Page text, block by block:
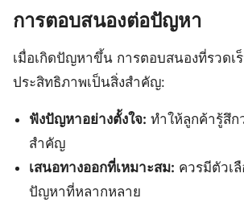
การตอบสนองต่อปัญหา
เมื่อเกิดปัญหาขึ้น การตอบสนองที่รวดเ
ประสิทธิภาพเป็นสิ่งสำคัญ:
ฟังปัญหาอย่างตั้งใจ: ทำให้ลูกค้ารู้สึ
สำคัญ
เสนอทางออกที่เหมาะสม: ควรมีตัวเ
ปัญหาที่หลากหลาย